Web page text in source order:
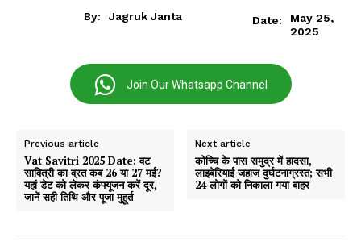
By: Jagruk Janta Date:
May 25,
2025
Join Our Whatsapp Channel
Previous article
Vat Savitri 2025 Date: वट
सावित्री का व्रत कब 26 या 27 मई?
यहां डेट को लेकर कंफ्यूजन करें दूर,
जानें सही तिथि और पूजा मुहूर्त
Next article
कोच्चि के पास समुद्र में हादसा,
लाइबेरियाई जहाज दुर्घटनाग्रस्त; सभी
24 लोगों को निकाला गया बाहर